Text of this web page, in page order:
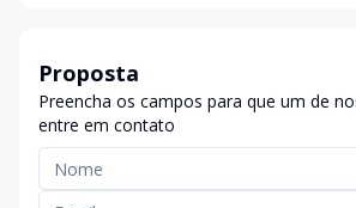
Proposta
Preencha os campos para que um de
entre em contato